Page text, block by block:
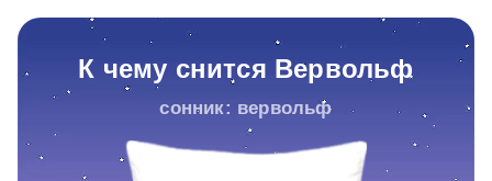
К чему снится Вервольф
сонник: вервольф